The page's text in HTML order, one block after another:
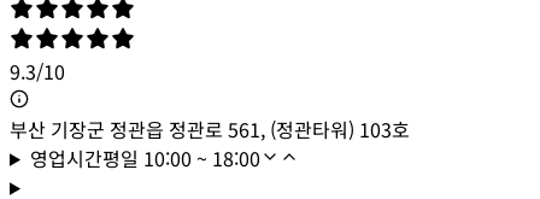
9.3/10
부산 기장군 정관읍 정관로 561, (정관타워) 103호
영업시간평일 10:00 ~ 18:00